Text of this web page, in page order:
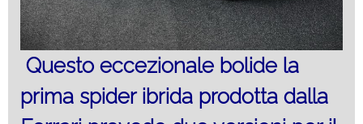
Questo eccezionale bolide la
prima spider ibrida prodotta dalla